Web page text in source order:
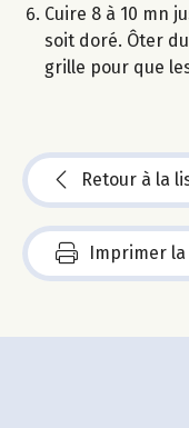
Cuire 8 à 10 mn
soit doré. Ôter
grille pour que
Retour à la
Imprimer